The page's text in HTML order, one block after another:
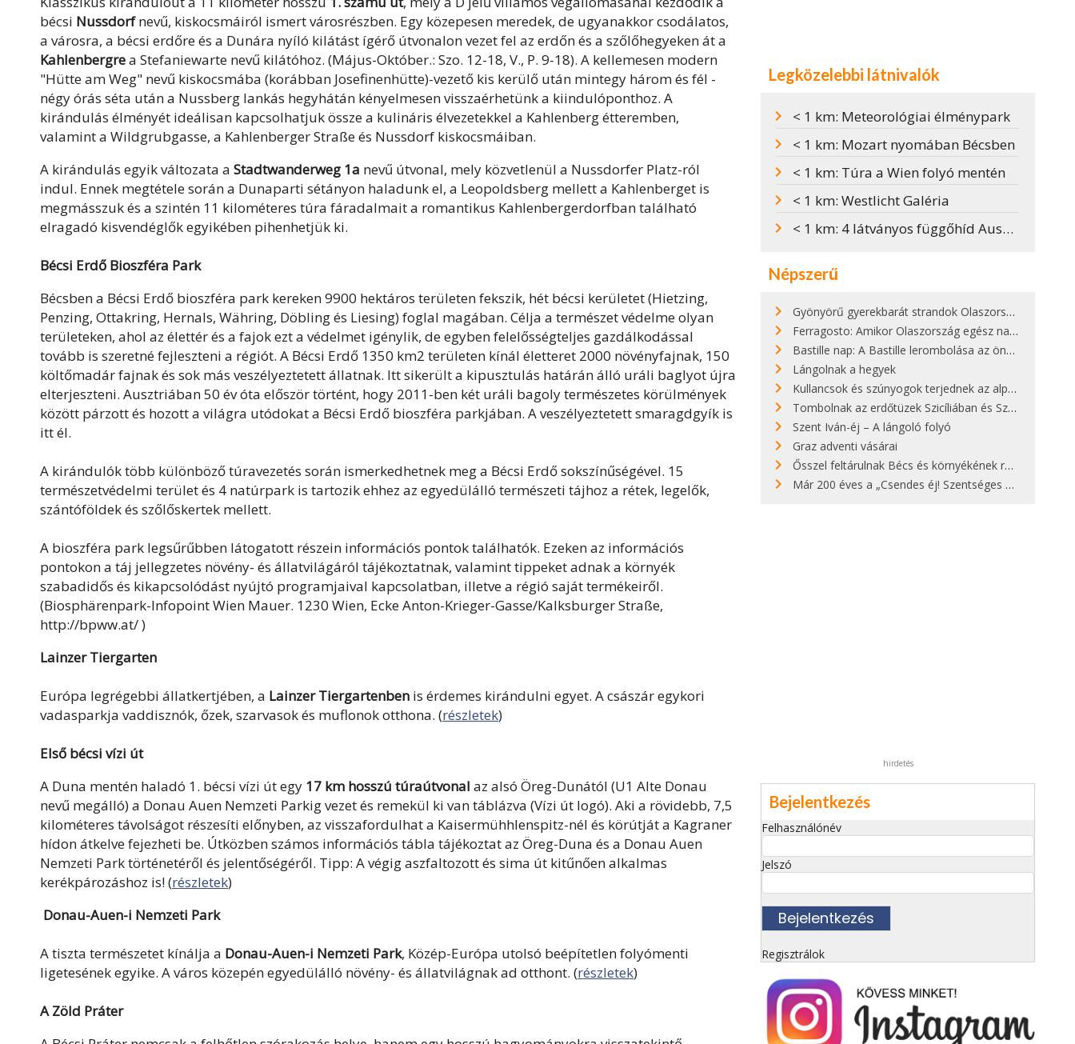
bécsi Nussdorfnevű, kiskocsmáiról ismert városrészben. Egy közepesen meredek, de ugyanakkor csodálatos,
a városra, a bécsi erdőre és a Dunára nyíló kilátást ígérő útvonalon vezet fel az erdőn és a szőlőhegyeken át a
Kahlenbergrea Stefaniewarte nevű kilátóhoz. (Május-Október.: Szo. 12-18, V., P. 9-18). A kellemesen modern
"Hütte am Weg" nevű kiskocsmába (korábban Josefinenhütte)-vezető kis kerülő után mintegy három és fél -
négy órás séta után a Nussberg lankás hegyhátán kényelmesen visszaérhetünk a kiindulóponthoz. A
kirándulás élményét ideálisan kapcsolhatjuk össze a kulináris élvezetekkel a Kahlenberg étteremben,
valamint a Wildgrubgasse, a Kahlenberger Straße és Nussdorf kiskocsmáiban.
A kirándulás egyik változata a Stadtwanderweg 1a nevű útvonal, mely közvetlenül a Nussdorfer Platz-ról
indul. Ennek megtétele során a Dunaparti sétányon haladunk el, a Leopoldsberg mellett a Kahlenberget is
megmásszuk és a szintén 11 kilométeres túra fáradalmait a romantikus Kahlenbergerdorfban található
elragadó kisvendéglők egyikében pihenhetjük ki.
Bécsi Erdő Bioszféra Park
Bécsben a Bécsi Erdő bioszféra park kereken 9900 hektáros területen fekszik, hét bécsi kerületet (Hietzing,
Penzing, Ottakring, Hernals, Währing, Döbling és Liesing) foglal magában. Célja a természet védelme olyan
területeken, ahol az élettér és a fajok ezt a védelmet igénylik, de egyben felelősségteljes gazdálkodással
tovább is szeretné fejleszteni a régiót. A Bécsi Erdő 1350 km2 területen kínál életteret 2000 növényfajnak, 150
költőmadár fajnak és sok más veszélyeztetett állatnak. Itt sikerült a kipusztulás határán álló uráli baglyot újra
elterjeszteni. Ausztriában 50 év óta először történt, hogy 2011-ben két uráli bagoly természetes körülmények
között párzott és hozott a világra utódokat a Bécsi Erdő bioszféra parkjában. A veszélyeztetett smaragdgyík is
itt él.
A kirándulók több különböző túravezetés során ismerkedhetnek meg a Bécsi Erdő sokszínűségével. 15
természetvédelmi terület és 4 natúrpark is tartozik ehhez az egyedülálló természeti tájhoz a rétek, legelők,
szántóföldek és szőlőskertek mellett.
A bioszféra park legsűrűbben látogatott részein információs pontok találhatók. Ezeken az információs
pontokon a táj jellegzetes növény- és állatvilágáról tájékoztatnak, valamint tippeket adnak a környék
szabadidős és kikapcsolódást nyújtó programjaival kapcsolatban, illetve a régió saját termékeiről.
(Biosphärenpark-Infopoint Wien Mauer. 1230 Wien, Ecke Anton-Krieger-Gasse/Kalksburger Straße,
http://bpww.at/ )
Lainzer Tiergarten
Európa legrégebbi állatkertjében, a Lainzer Tiergartenben is érdemes kirándulni egyet. A császár egykori
vadasparkja vaddisznók, őzek, szarvasok és muflonok otthona. (részletek)
Első bécsi vízi út
A Duna mentén haladó 1. bécsi vízi út egy 17 km hosszú túraútvonal az alsó Öreg-Dunától (U1 Alte Donau
nevű megálló) a Donau Auen Nemzeti Parkig vezet és remekül ki van táblázva (Vízi út logó). Aki a rövidebb, 7,5
kilométeres távolságot részesíti előnyben, az visszafordulhat a Kaisermühhlenspitz-nél és körútját a Kagraner
hídon átkelve fejezheti be. Útközben számos információs tábla tájékoztat az Öreg-Duna és a Donau Auen
Nemzeti Park történetéről és jelentőségéről. Tipp: A végig aszfaltozott és sima út kitűnően alkalmas
kerékpározáshoz is! (részletek)
Donau-Auen-i Nemzeti Park
A tiszta természetet kínálja a Donau-Auen-i Nemzeti Park, Közép-Európa utolsó beépítetlen folyómenti
ligetesének egyike. A város közepén egyedülálló növény- és állatvilágnak ad otthont. (részletek)
A Zöld Práter
Legközelebbi látnivalók
< 1 km: Meteorológiai élménypark
< 1 km: Mozart nyomában Bécsben
< 1 km: Túra a Wien folyó mentén
< 1 km: Westlicht Galéria
< 1 km: 4 látványos függőhíd Ausztriában
Népszerű
Gyönyörű gyerekbarát strandok Olaszországban - megmutatjuk a 15 legjobbat
Ferragosto: Amikor Olaszország egész nap nyaral
Bastille nap: A Bastille lerombolása az önkényuralom végét jelentette
Lángolnak a hegyek
Kullancsok és szúnyogok terjednek az alpesi legelőkön
Tombolnak az erdőtüzek Szicíliában és Szardínián
Szent Iván-éj – A lángoló folyó
Graz adventi vásárai
Ősszel feltárulnak Bécs és környékének rendkívüli építészeti kincsei
Már 200 éves a „Csendes éj! Szentséges éj!”
hirdetés
Bejelentkezés
Felhasználónév
Jelszó
Regisztrálok